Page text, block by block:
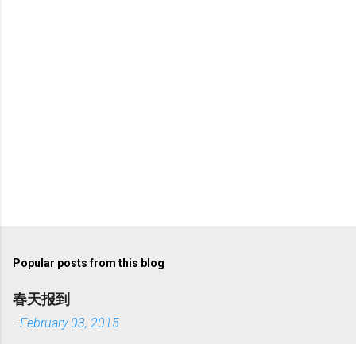
Popular posts from this blog
春天报到
- February 03, 2015